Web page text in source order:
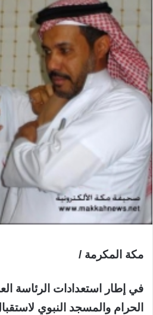
مكة المكرمة /
في إطار استعدادات الرئاسة
الحرام والمسجد النبوي